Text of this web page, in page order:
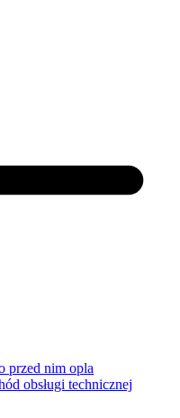
przed nim opla
obsługi technicznej